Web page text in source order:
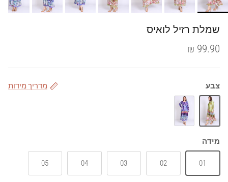
שמלת רזיל לואיס
99.90 ₪
צבע מדריך מידות
מידה
01
02
03
04
05